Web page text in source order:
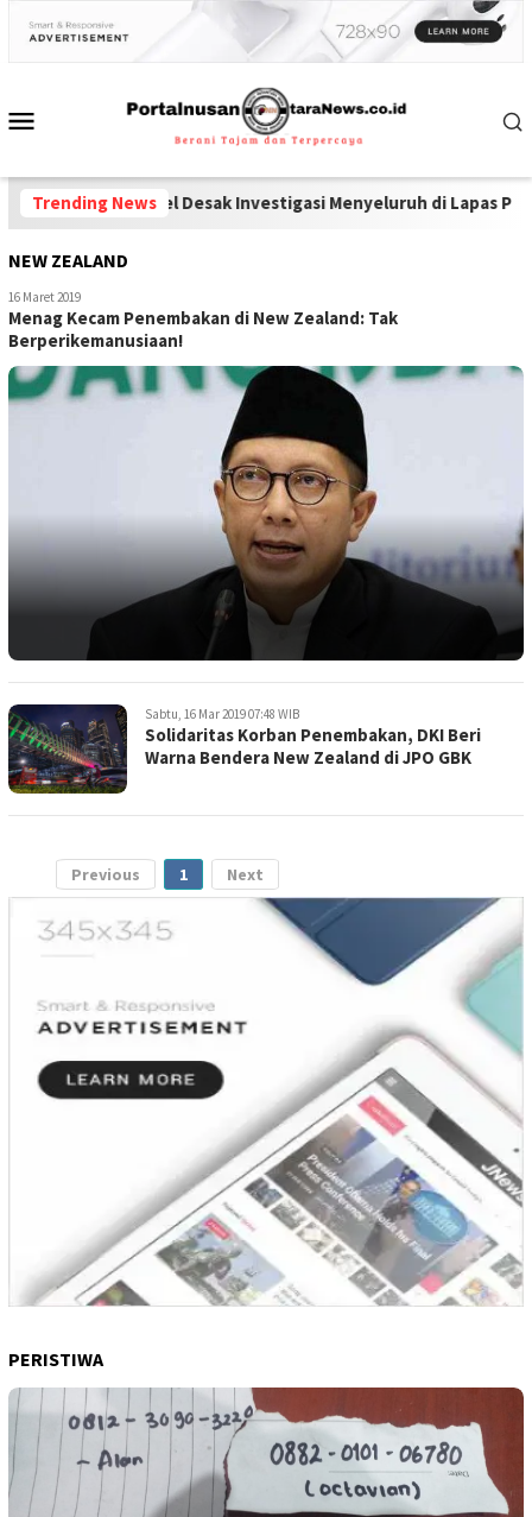
Trending News
Ponsel Desak Investigasi Menyeluruh di Lapas Pamekasan-
NEW ZEALAND
16 Maret 2019
Menag Kecam Penembakan di New Zealand: Tak
Berperikemanusiaan!
Sabtu, 16 Mar 2019 07:48 WIB
Solidaritas Korban Penembakan, DKI Beri
Warna Bendera New Zealand di JPO GBK
Previous 1 Next
PERISTIWA